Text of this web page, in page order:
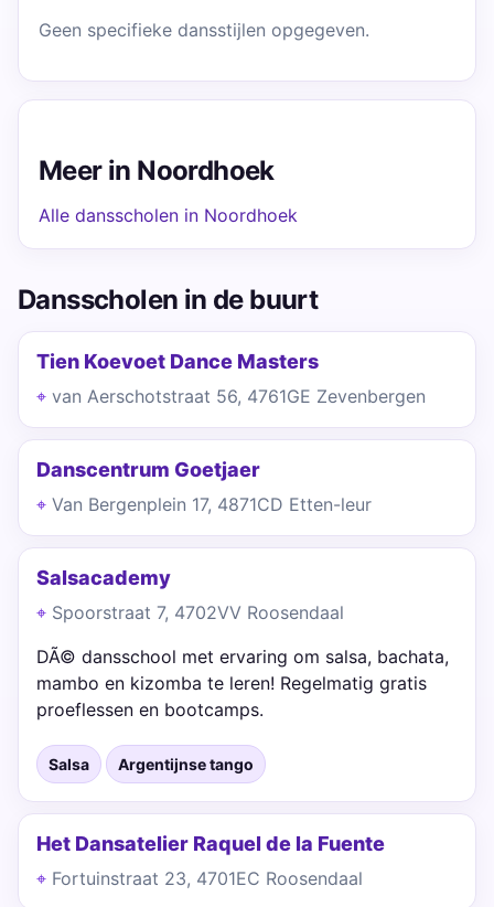
Geen specifieke dansstijlen opgegeven.
Meer in Noordhoek
Alle dansscholen in Noordhoek
Dansscholen in de buurt
Tien Koevoet Dance Masters
van Aerschotstraat 56, 4761GE Zevenbergen
Danscentrum Goetjaer
Van Bergenplein 17, 4871CD Etten-leur
Salsacademy
Spoorstraat 7, 4702VV Roosendaal
DÃ© dansschool met ervaring om salsa, bachata,
mambo en kizomba te leren! Regelmatig gratis
proeflessen en bootcamps.
Salsa Argentijnse tango
Het Dansatelier Raquel de la Fuente
Fortuinstraat 23, 4701EC Roosendaal